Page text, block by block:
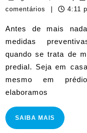
de
predial
23,
comentários
4:11
Antes de mais
medidas
quando se trata de
predial. Seja em
mesmo em
elaboramos
SAIBA MAIS SAIBA
MAIS